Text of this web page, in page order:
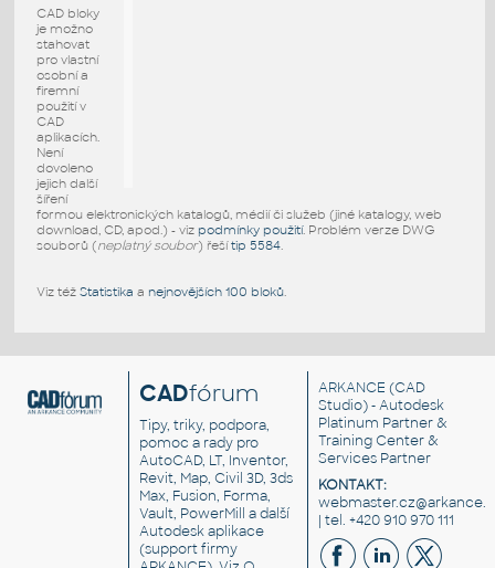
CAD bloky
je možno
stahovat
pro vlastní
osobní a
firemní
použití v
CAD
aplikacích.
Není
dovoleno
jejich další
šíření
formou elektronických katalogů, médií či služeb (jiné katalogy, web
download, CD, apod.) - viz podmínky použití. Problém verze DWG
souborů (neplatný soubor) řešítip 5584.
Viz též Statistika a nejnovějších 100 bloků.
CADfórum
Tipy, triky, podpora,
pomoc a rady pro
AutoCAD, LT, Inventor,
Revit, Map, Civil 3D, 3ds
Max, Fusion, Forma,
Vault, PowerMill a další
Autodesk aplikace
(support firmy
ARKANCE (CAD
Studio) - Autodesk
Platinum Partner &
Training Center &
Services Partner
KONTAKT:
| tel. +420 910 970 111